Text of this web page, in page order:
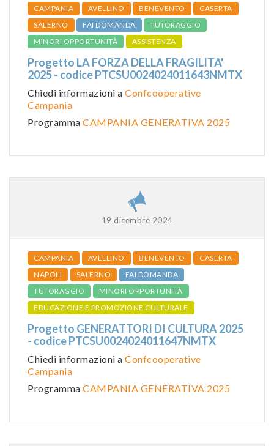
CAMPANIA AVELLINO BENEVENTO
CASERTA
SALERNO
FAI DOMANDA
TUTORAGGIO
MINORI OPPORTUNITÀ
ASSISTENZA
Progetto LA FORZA DELLA FRAGILITA'
2025 - codice PTCSU0024024011643NMTX
Chiedi informazioni a Confcooperative
Campania
Programma CAMPANIA GENERATIVA 2025
19 dicembre 2024
CAMPANIA AVELLINO BENEVENTO
CASERTA
NAPOLI
SALERNO
FAI DOMANDA
TUTORAGGIO
MINORI OPPORTUNITÀ
EDUCAZIONE E PROMOZIONE CULTURALE
Progetto GENERATTORI DI CULTURA 2025
- codice PTCSU0024024011647NMTX
Chiedi informazioni a Confcooperative
Campania
Programma CAMPANIA GENERATIVA 2025